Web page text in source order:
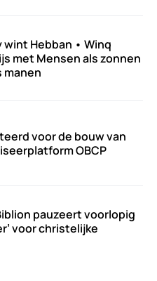
wint Hebban • Winq
met Mensen als zonnen
manen
voor de bouw van
OBCP
pauzeert voorlopig
voor christelijke